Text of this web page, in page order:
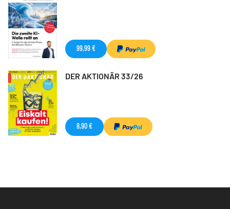
99,99 €
DER AKTIONÄR 33/26
8,90 €